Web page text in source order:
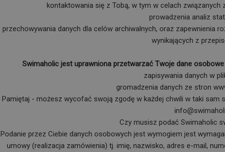
kontaktowania się z Tobą, w tym w celach związanych
prowadzenia analiz
przechowywania danych dla celów archiwalnych, oraz zapewnienia
wynikających z
Swimaholic jest uprawniona przetwarzać Twoje dane
zapisywania danych w
gromadzenia danych ze stron
Pamiętaj - możesz wycofać swoją zgodę w każdej chwili w taki sam
Czy musisz podać Swimaholic
Podanie przez Ciebie danych osobowych jest wymogiem jest
umowy (realizacja zamówienia) tj. imię, nazwisko, adres e-mail,